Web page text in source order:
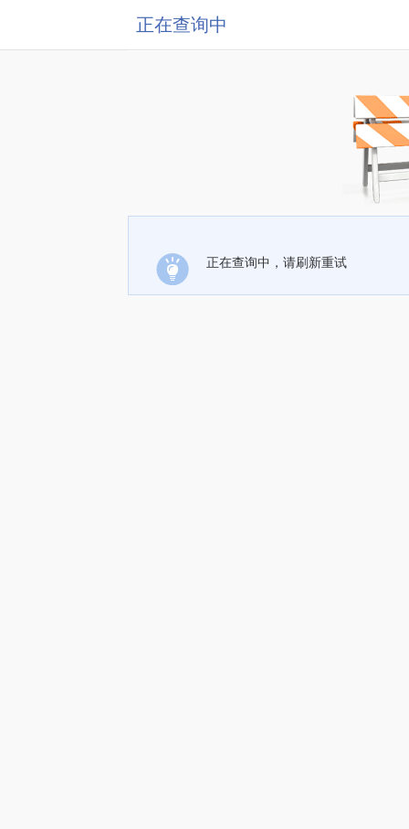
正在查询中
正在查询中，请刷新重试